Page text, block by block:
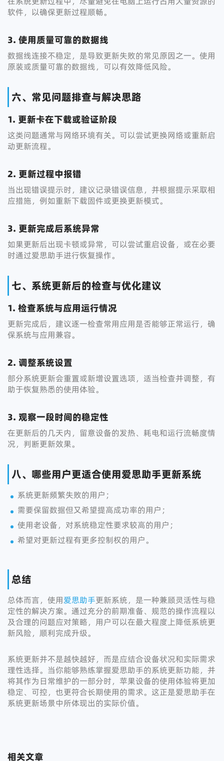
软件，以确保更新过程顺畅。
3. 使用质量可靠的数据线
数据线连接不稳定，是导致更新失败的常见原因之一。使用
原装或质量可靠的数据线，可以有效降低风险。
六、常见问题排查与解决思路
1. 更新卡在下载或验证阶段
这类问题通常与网络环境有关。可以尝试更换网络或重新启
动更新流程。
2. 更新过程中报错
当出现错误提示时，建议记录错误信息，并根据提示采取相
应措施，例如重新下载固件或更换更新模式。
3. 更新完成后系统异常
如果更新后出现卡顿或异常，可以尝试重启设备，或在必要
时通过爱思助手进行恢复操作。
七、系统更新后的检查与优化建议
1. 检查系统与应用运行情况
更新完成后，建议逐一检查常用应用是否能够正常运行，确
保系统与应用兼容。
2. 调整系统设置
部分系统更新会重置或新增设置选项，适当检查并调整，有
助于恢复熟悉的使用体验。
3. 观察一段时间的稳定性
在更新后的几天内，留意设备的发热、耗电和运行流畅度情
况，判断更新效果。
八、哪些用户更适合使用爱思助手更新系统
系统更新频繁失败的用户；
需要保留数据但又希望提高成功率的用户；
使用老设备，对系统稳定性要求较高的用户；
希望对更新过程有更多控制权的用户。
总结
总体而言，使用爱思助手更新系统，是一种兼顾灵活性与稳
定性的解决方案。通过充分的前期准备、规范的操作流程以
及合理的问题应对策略，用户可以在最大程度上降低系统更
新风险，顺利完成升级。
系统更新并不是越快越好，而是应结合设备状况和实际需求
理性选择。当你能够熟练掌握爱思助手的系统更新功能，并
将其作为日常维护的一部分时，苹果设备的使用体验将更加
稳定、可控，也更符合长期使用的需求。这正是爱思助手在
系统更新场景中所体现出的实际价值。
相关文章